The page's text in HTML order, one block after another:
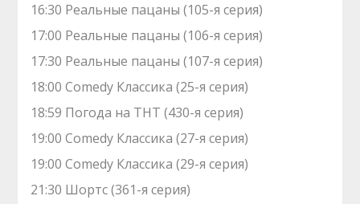
16:30 Реальные пацаны (105-я серия)
17:00 Реальные пацаны (106-я серия)
17:30 Реальные пацаны (107-я серия)
18:00 Comedy Классика (25-я серия)
18:59 Погода на ТНТ (430-я серия)
19:00 Comedy Классика (27-я серия)
19:00 Comedy Классика (29-я серия)
21:30 Шортс (361-я серия)